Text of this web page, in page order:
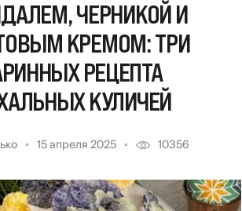
ЧЕРНИКОЙ И
КРЕМОМ: ТРИ
РЕЦЕПТА
КУЛИЧЕЙ
15 апреля 2025 10356